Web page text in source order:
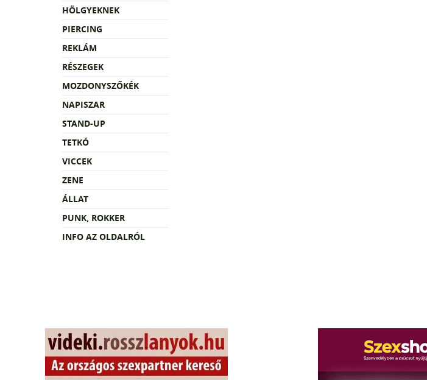
HÖLGYEKNEK
PIERCING
REKLÁM
RÉSZEGEK
MOZDONYSZŐKÉK
NAPISZAR
STAND-UP
TETKÓ
VICCEK
ZENE
ÁLLAT
PUNK, ROKKER
INFO AZ OLDALRÓL